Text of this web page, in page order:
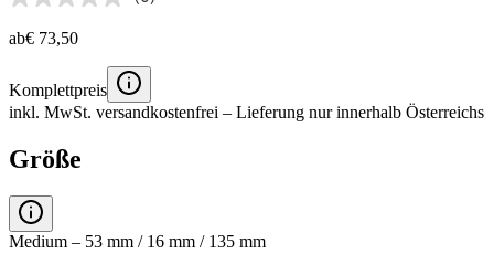
ab€ 73,50
Komplettpreis
inkl. MwSt. versandkostenfrei – Lieferung nur innerhalb Österreichs
Größe
Medium – 53 mm / 16 mm / 135 mm